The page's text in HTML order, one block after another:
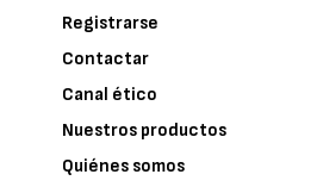
Registrarse
Contactar
Canal ético
Nuestros productos
Quiénes somos